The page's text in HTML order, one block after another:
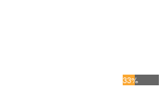
33%